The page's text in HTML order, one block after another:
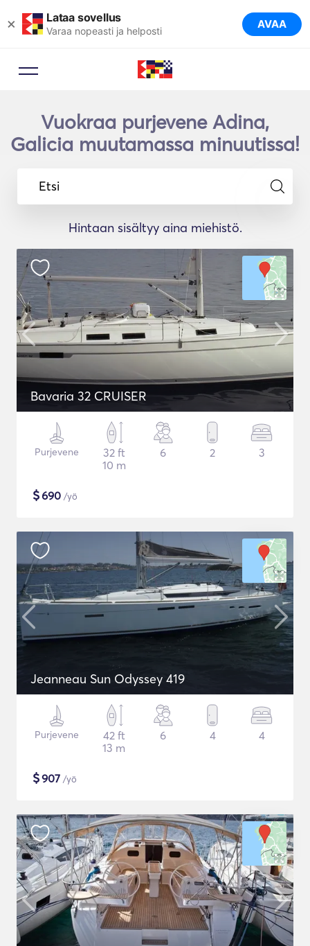
× Lataa sovellus
Varaa nopeasti ja helposti AVAA
Vuokraa purjevene Adina,
Galicia muutamassa minuutissa!
Etsi
Hintaan sisältyy aina miehistö.
Bavaria 32 CRUISER
Purjevene
32 ft
10 m
6 2 3
$690 /yö
Jeanneau Sun Odyssey 419
Purjevene
42 ft
13 m
6 4 4
$907 /yö